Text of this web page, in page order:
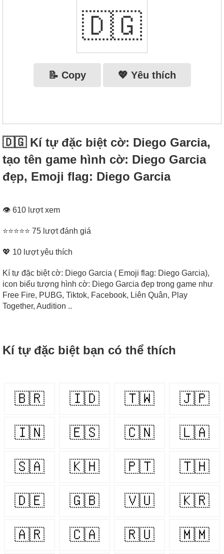
🇩🇬
📝 Copy 💖 Yêu thích
🇩🇬 Kí tự đặc biệt cờ: Diego Garcia,
tạo tên game hình cờ: Diego Garcia
đẹp, Emoji flag: Diego Garcia
👁 610 lượt xem
⭐⭐⭐⭐⭐ 75 lượt đánh giá
💖 10 lượt yêu thích
Kí tự đặc biệt cờ: Diego Garcia ( Emoji flag: Diego Garcia),
icon biểu tượng hình cờ: Diego Garcia đẹp trong game như
Free Fire, PUBG, Tiktok, Facebook, Liên Quân, Play
Together, Audition ..
Kí tự đặc biệt bạn có thể thích
🇧🇷 🇮🇩 🇹🇼 🇯🇵
🇮🇳 🇪🇸 🇨🇳 🇱🇦
🇸🇦 🇰🇭 🇵🇹 🇹🇭
🇩🇪 🇬🇧 🇻🇺 🇰🇷
🇦🇷 🇨🇦 🇷🇺 🇲🇲